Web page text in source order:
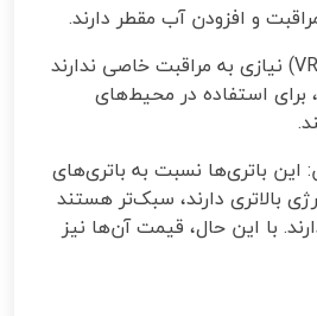
و افزودن آب مقطر دارند.
نیازی به مراقبت خاصی ندارند
استفاده در محیط‌های
.
این باتری‌ها نسبت به باتری‌های
بالاتری دارند، سبک‌تر هستند
با این حال، قیمت آن‌ها نیز